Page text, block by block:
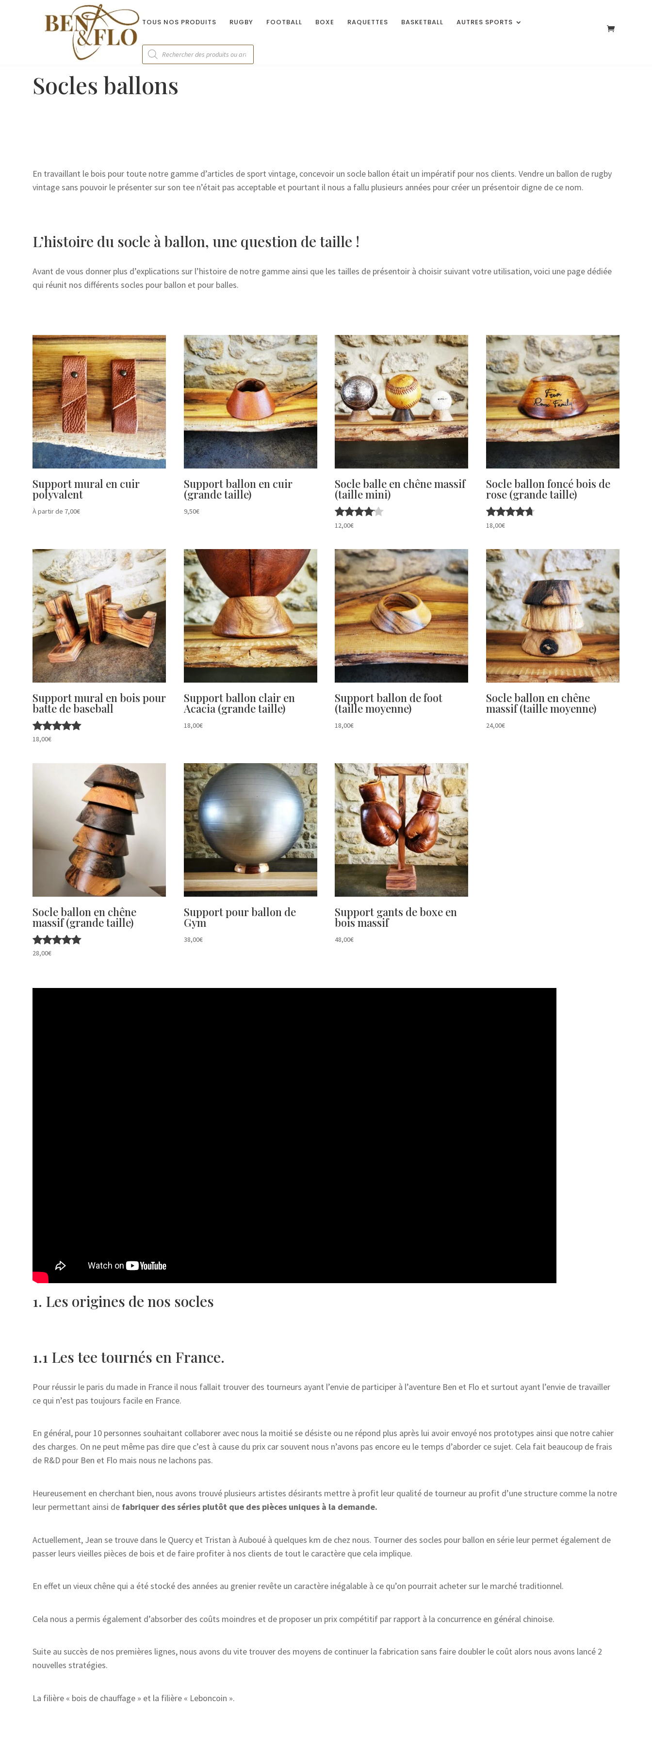
TOUS NOS PRODUITS RUGBY FOOTBALL BOXE RAQUETTES BASKETBALL AUTRES SPORTS
Recherche
de
produits
Socles ballons
En travaillant le bois pour toute notre gamme d’articles de sport vintage, concevoir un socle ballon était un impératif pour nos clients. Vendre un ballon de rugby
vintage sans pouvoir le présenter sur son tee n’était pas acceptable et pourtant il nous a fallu plusieurs années pour créer un présentoir digne de ce nom.
L’histoire du socle à ballon, une question de taille !
Avant de vous donner plus d’explications sur l’histoire de notre gamme ainsi que les tailles de présentoir à choisir suivant votre utilisation, voici une page dédiée
qui réunit nos différents socles pour ballon et pour balles.
Support mural en cuir
polyvalent
À partir de 7,00€
Support ballon en cuir
(grande taille)
9,50€
Socle balle en chêne massif
(taille mini)
Note
12,00€
Socle ballon foncé bois de
rose (grande taille)
Note
18,00€
Support mural en bois pour
batte de baseball
Note
18,00€
Support ballon clair en
Acacia (grande taille)
18,00€
Support ballon de foot
(taille moyenne)
18,00€
Socle ballon en chêne
massif (taille moyenne)
24,00€
Socle ballon en chêne
massif (grande taille)
Note
28,00€
Support pour ballon de
Gym
38,00€
Support gants de boxe en
bois massif
48,00€
1. Les origines de nos socles
1.1 Les tee tournés en France.
Pour réussir le paris du made in France il nous fallait trouver des tourneurs ayant l’envie de participer à l’aventure Ben et Flo et surtout ayant l’envie de travailler
ce qui n’est pas toujours facile en France.
En général, pour 10 personnes souhaitant collaborer avec nous la moitié se désiste ou ne répond plus après lui avoir envoyé nos prototypes ainsi que notre cahier
des charges. On ne peut même pas dire que c’est à cause du prix car souvent nous n’avons pas encore eu le temps d’aborder ce sujet. Cela fait beaucoup de frais
de R&D pour Ben et Flo mais nous ne lachons pas.
Heureusement en cherchant bien, nous avons trouvé plusieurs artistes désirants mettre à profit leur qualité de tourneur au profit d’une structure comme la notre
leur permettant ainsi de fabriquer des séries plutôt que des pièces uniques à la demande.
Actuellement, Jean se trouve dans le Quercy et Tristan à Auboué à quelques km de chez nous. Tourner des socles pour ballon en série leur permet également de
passer leurs vieilles pièces de bois et de faire profiter à nos clients de tout le caractère que cela implique.
En effet un vieux chêne qui a été stocké des années au grenier revête un caractère inégalable à ce qu’on pourrait acheter sur le marché traditionnel.
Cela nous a permis également d’absorber des coûts moindres et de proposer un prix compétitif par rapport à la concurrence en général chinoise.
Suite au succès de nos premières lignes, nous avons du vite trouver des moyens de continuer la fabrication sans faire doubler le coût alors nous avons lancé 2
nouvelles stratégies.
La filière « bois de chauffage » et la filière « Leboncoin ».